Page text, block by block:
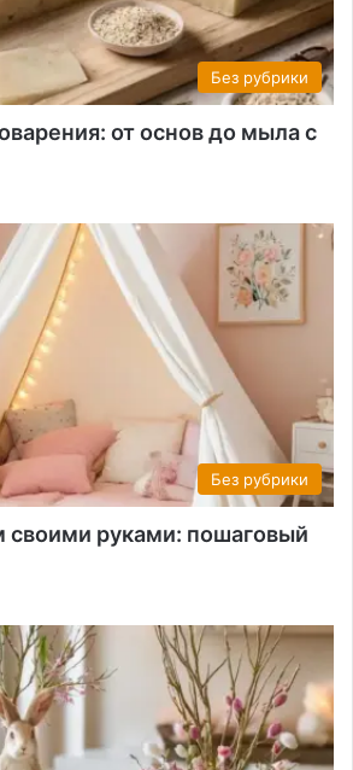
Без рубрики
от основ до мыла с
Без рубрики
своими руками: пошаговый